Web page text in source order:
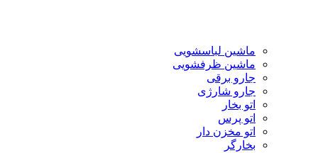
ماشین لباسشویی
ماشین ظرفشویی
جارو برقی
جارو شارژی
اتو بخار
اتو پرس
اتو مخزن دار
بخارگر